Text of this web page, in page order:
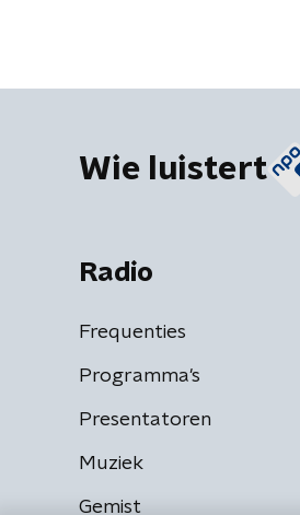
Wie luistert
Radio
Frequenties
Programma's
Presentatoren
Muziek
Gemist